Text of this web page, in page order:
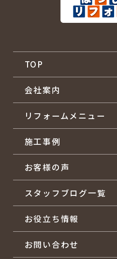
TOP
会社案内
リフォームメニュー
施工事例
お客様の声
スタッフブログ一覧
お役立ち情報
お問い合わせ